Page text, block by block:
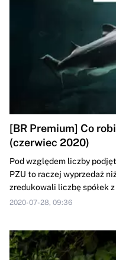
[BR Premium] Co
(czerwiec 2020)
Pod względem liczby
PZU to raczej wyprzedaż
zredukowali liczbę spółek
2020-07-28, 09:36